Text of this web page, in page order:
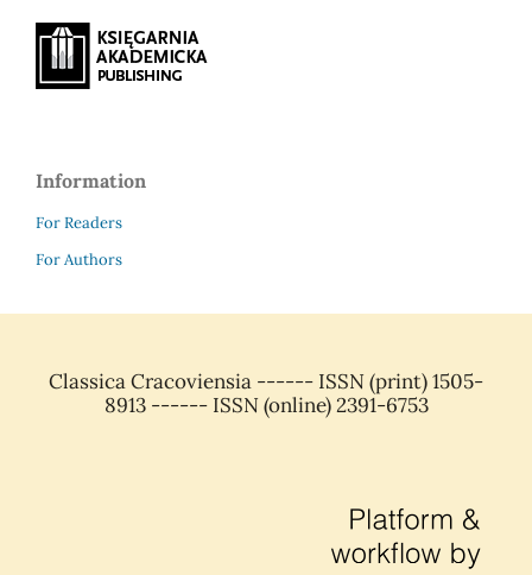
Information
For Readers
For Authors
Classica Cracoviensia ------ ISSN (print) 1505-
8913 ------ ISSN (online) 2391-6753